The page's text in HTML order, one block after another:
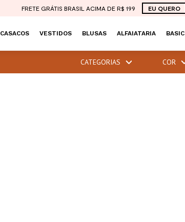
FRETE GRÁTIS BRASIL ACIMA DE R$ 199 EU QUERO
CASACOS VESTIDOS BLUSAS ALFAIATARIA BASIC
CATEGORIAS COR